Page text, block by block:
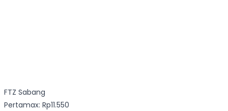
FTZ Sabang
Pertamax: Rp11.550